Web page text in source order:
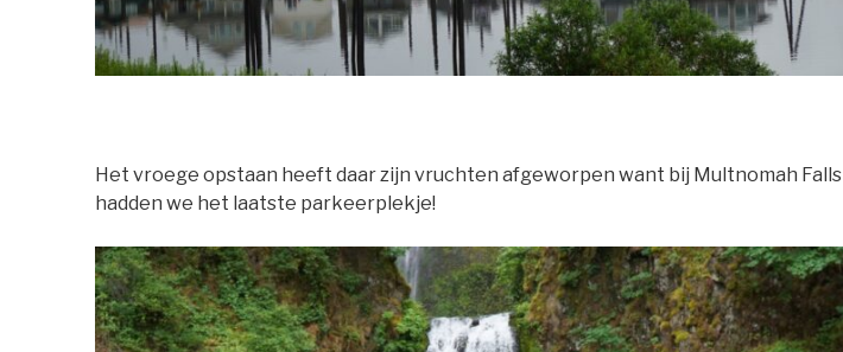
Het vroege opstaan heeft daar zijn vruchten afgeworpen want bij Multnomah Falls
hadden we het laatste parkeerplekje!